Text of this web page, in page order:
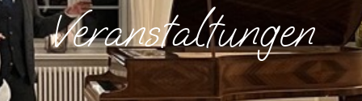
Veranstaltungen